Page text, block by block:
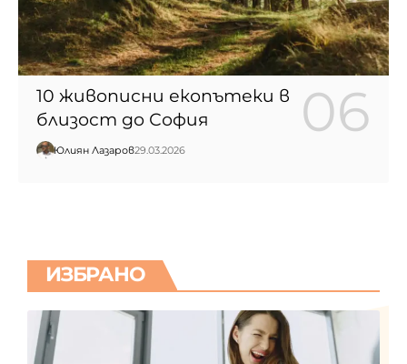
10 живописни екопътеки в
близост до София
Юлиян Лазаров29.03.2026
ИЗБРАНО